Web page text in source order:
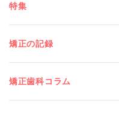
特集
矯正の記録
矯正歯科コラム